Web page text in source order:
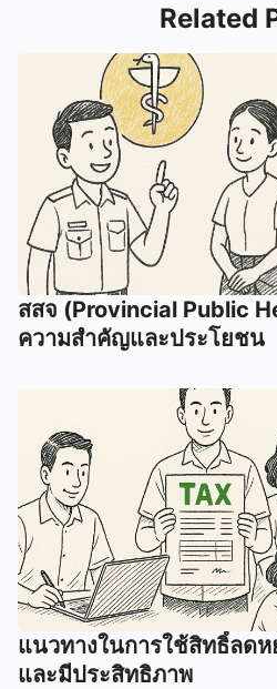
Related
สสจ (Provincial Public
ความสำคัญและประโยชน
แนวทางในการใช้สิทธิ์ลด
และมีประสิทธิภาพ